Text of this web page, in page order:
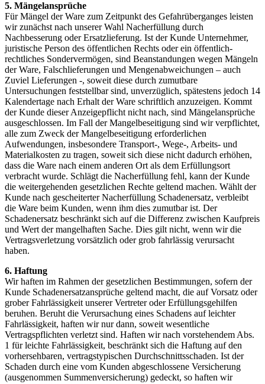
5. Mängelansprüche
Für Mängel der Ware zum Zeitpunkt des Gefahrüberganges leisten
wir zunächst nach unserer Wahl Nacherfüllung durch
Nachbesserung oder Ersatzlieferung. Ist der Kunde Unternehmer,
juristische Person des öffentlichen Rechts oder ein öffentlich-
rechtliches Sondervermögen, sind Beanstandungen wegen Mängeln
der Ware, Falschlieferungen und Mengenabweichungen – auch
Zuviel Lieferungen -, soweit diese durch zumutbare
Untersuchungen feststellbar sind, unverzüglich, spätestens jedoch 14
Kalendertage nach Erhalt der Ware schriftlich anzuzeigen. Kommt
der Kunde dieser Anzeigepflicht nicht nach, sind Mängelansprüche
ausgeschlossen. Im Fall der Mangelbeseitigung sind wir verpflichtet,
alle zum Zweck der Mangelbeseitigung erforderlichen
Aufwendungen, insbesondere Transport-, Wege-, Arbeits- und
Materialkosten zu tragen, soweit sich diese nicht dadurch erhöhen,
dass die Ware nach einem anderen Ort als dem Erfüllungsort
verbracht wurde. Schlägt die Nacherfüllung fehl, kann der Kunde
die weitergehenden gesetzlichen Rechte geltend machen. Wählt der
Kunde nach gescheiterter Nacherfüllung Schadenersatz, verbleibt
die Ware beim Kunden, wenn ihm dies zumutbar ist. Der
Schadenersatz beschränkt sich auf die Differenz zwischen Kaufpreis
und Wert der mangelhaften Sache. Dies gilt nicht, wenn wir die
Vertragsverletzung vorsätzlich oder grob fahrlässig verursacht
haben.
6. Haftung
Wir haften im Rahmen der gesetzlichen Bestimmungen, sofern der
Kunde Schadenersatzansprüche geltend macht, die auf Vorsatz oder
grober Fahrlässigkeit unserer Vertreter oder Erfüllungsgehilfen
beruhen. Beruht die Verursachung eines Schadens auf leichter
Fahrlässigkeit, haften wir nur dann, soweit wesentliche
Vertragspflichten verletzt sind. Haften wir nach vorstehendem Abs.
1 für leichte Fahrlässigkeit, beschränkt sich die Haftung auf den
vorhersehbaren, vertragstypischen Durchschnittsschaden. Ist der
Schaden durch eine vom Kunden abgeschlossene Versicherung
(ausgenommen Summenversicherung) gedeckt, so haften wir